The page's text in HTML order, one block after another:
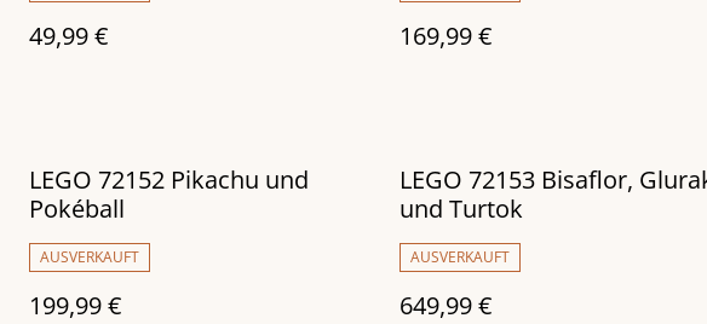
49,99 € 169,99 €
LEGO 72152 Pikachu und
Pokéball
AUSVERKAUFT
199,99 €
LEGO 72153 Bisaflor,
und Turtok
AUSVERKAUFT
649,99 €